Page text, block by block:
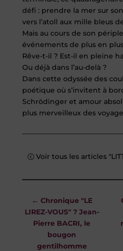
défi : prendre la mer sur
vers l’atoll aux mille bleus
Mais au cours de son
événements de plus en
Rêve-t-il ? Est-il en pleine
Ou déjà dans l’au-delà ?
Dans cette odyssée des
poétique où s’invitent à
Schrödinger et amour
plus merveilleux des
Voir tous les articles
← Chronique "LE
LIREZ-VOUS" ? Jean-
Pierre BACRI, le
bougon
gentilhomme